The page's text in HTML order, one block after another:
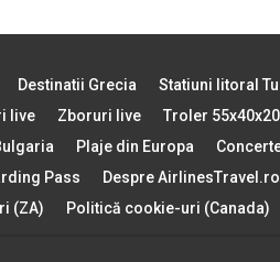
Destinatii Grecia Statiuni litoral
live Zboruri live Troler
Plaje din Europa
Pass Despre AirlinesTravel.ro
(ZA) Politică cookie-uri (Canada)